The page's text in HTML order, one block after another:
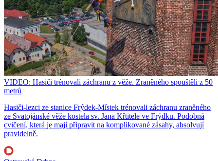
VIDEO: Hasiči trénovali záchranu z věže. Zraněného spouštěli z 50
metrů
Hasiči-lezci ze stanice Frýdek-Místek trénovali záchranu zraněného
ze Svatojánské věže kostela sv. Jana Křtitele ve Frýdku. Podobná
cvičení, která je mají připravit na komplikované zásahy, absolvují
pravidelně.